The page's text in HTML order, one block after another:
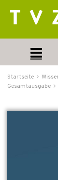
Startseite
Gesamtausgabe